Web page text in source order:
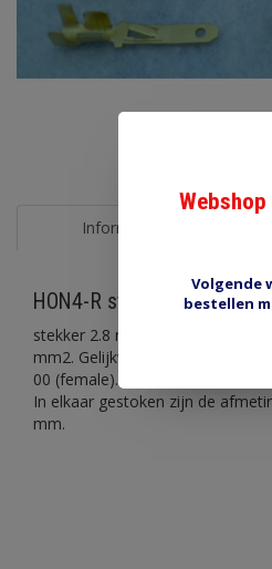
Informatie
HON4-R stekker 4 polig
stekker 2.8 mm kompleet, rode
mm2. Gelijkwaardig aan
00 (female).
In elkaar gestoken zijn de
mm.
Volgende
bestellen